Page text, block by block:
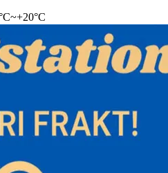
såsom husbilar,
2- Hem, lager, fabrik, kontor och
cm